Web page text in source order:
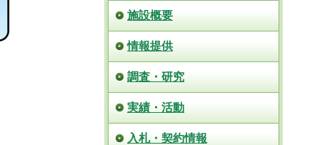
施設概要
情報提供
調査・研究
実績・活動
入札・契約情報